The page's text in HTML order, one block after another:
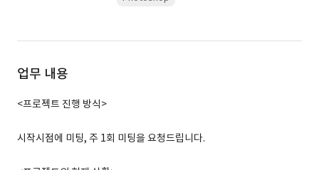
업무 내용
<프로젝트 진행 방식>
시작시점에 미팅, 주 1회 미팅을 요청드립니다.